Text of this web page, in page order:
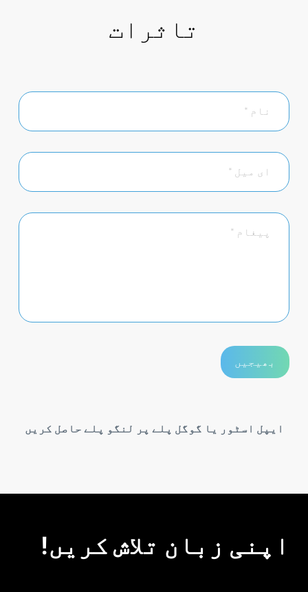
تاثرات
ایپل اسٹور یا گوگل پلے پر لنگو پلے حاصل کریں
اپنی زبان تلاش کریں!